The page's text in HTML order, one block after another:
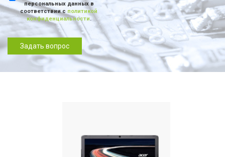
персональных данных в
соответствии с политикой
конфиденциальности.
Задать вопрос